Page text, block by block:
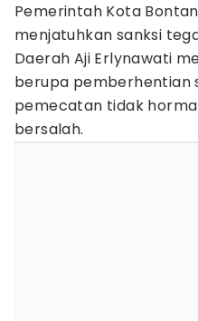
Pemerintah Kota
menjatuhkan sanksi
Daerah Aji Erlynawati
berupa pemberhentian
pemecatan tidak
bersalah.